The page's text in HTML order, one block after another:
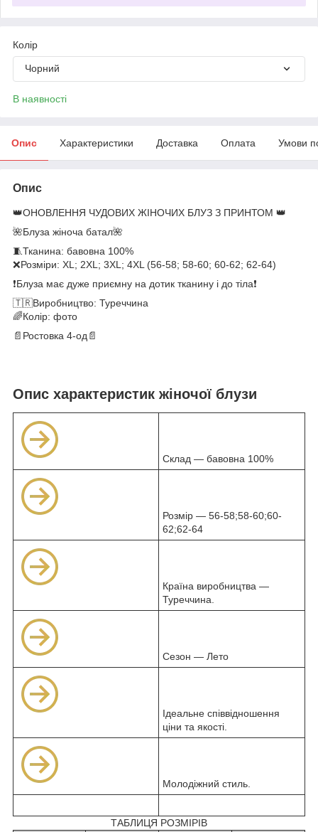
Колір
Чорний
В наявності
Опис Характеристики Доставка Оплата Умови
Опис
👑ОНОВЛЕННЯ ЧУДОВИХ ЖІНОЧИХ БЛУЗ З ПРИНТОМ 👑
🌺Блуза жіноча батал🌺
🧵Тканина: бавовна 100%
❌Розміри: XL; 2XL; 3XL; 4XL (56-58; 58-60; 60-62; 62-64)
❗Блуза має дуже приємну на дотик тканину і до тіла❗
🇹🇷Виробництво: Туреччина
🌈Колір: фото
📄Ростовка 4-од📄
Опис характеристик жіночої блузи
Склад — бавовна 100%
Розмір — 56-58;58-60;60-
62;62-64
Країна виробництва —
Туреччина.
Сезон — Лето
Ідеальне співвідношення
ціни та якості.
Молодіжний стиль.
ТАБЛИЦЯ РОЗМІРІВ